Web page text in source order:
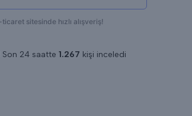
Son 24 saatte 1.267 kişi inceledi